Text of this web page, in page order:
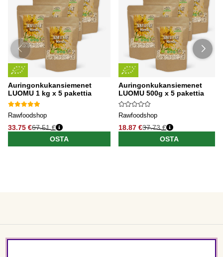
Auringonkukansiemenet
LUOMU 1 kg x 5 pakettia
Rawfoodshop
33.75 €67.51 €
OSTA
Auringonkukansiemenet
LUOMU 500g x 5 pakettia
Rawfoodshop
18.87 €37.73 €
OSTA